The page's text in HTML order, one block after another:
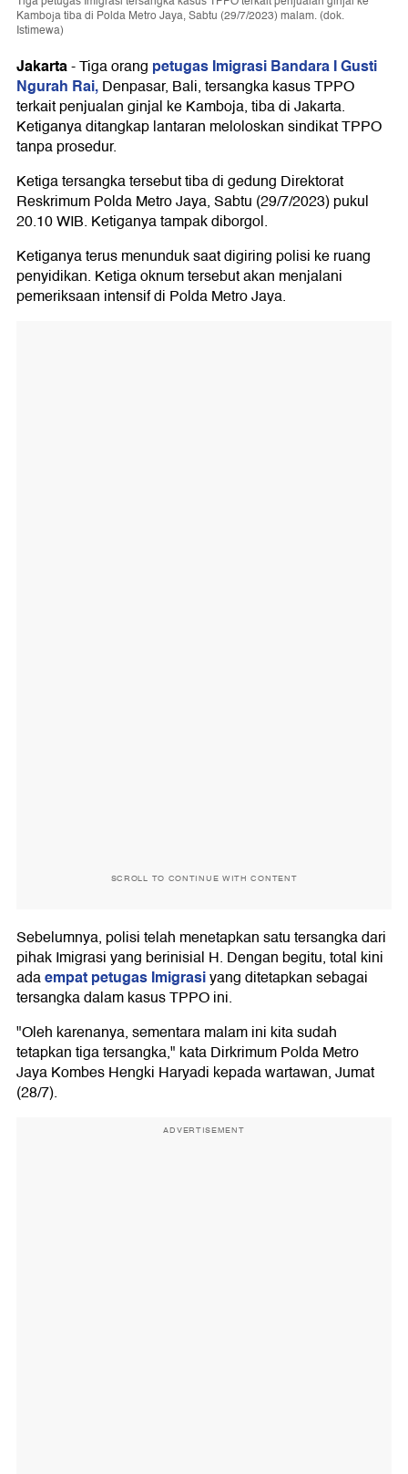
Kamboja tiba di Polda Metro Jaya, Sabtu (29/7/2023) malam. (dok.
Istimewa)
Jakarta-Tiga orang petugas Imigrasi Bandara I Gusti
Ngurah Rai,Denpasar, Bali, tersangka kasus TPPO
terkait penjualan ginjal ke Kamboja, tiba di Jakarta.
Ketiganya ditangkap lantaran meloloskan sindikat TPPO
tanpa prosedur.
Ketiga tersangka tersebut tiba di gedung Direktorat
Reskrimum Polda Metro Jaya, Sabtu (29/7/2023) pukul
20.10 WIB. Ketiganya tampak diborgol.
Ketiganya terus menunduk saat digiring polisi ke ruang
penyidikan. Ketiga oknum tersebut akan menjalani
pemeriksaan intensif di Polda Metro Jaya.
SCROLL TO CONTINUE WITH CONTENT
Sebelumnya, polisi telah menetapkan satu tersangka dari
pihak Imigrasi yang berinisial H. Dengan begitu, total kini
adaempat petugas Imigrasiyang ditetapkan sebagai
tersangka dalam kasus TPPO ini.
"Oleh karenanya, sementara malam ini kita sudah
tetapkan tiga tersangka," kata Dirkrimum Polda Metro
Jaya Kombes Hengki Haryadi kepada wartawan, Jumat
(28/7).
ADVERTISEMENT